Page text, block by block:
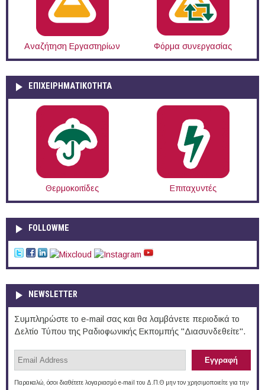
Αναζήτηση Εργαστηρίων Φόρμα συνεργασίας
ΕΠΙΧΕΙΡΗΜΑΤΙΚΟΤΗΤΑ
Θερμοκοιτίδες Επιταχυντές
FOLLOWME
NEWSLETTER
Συμπληρώστε το e-mail σας και θα λαμβάνετε περιοδικά το
Δελτίο Τύπου της Ραδιοφωνικής Εκπομπής "Διασυνδεθείτε".
Παρακαλώ, όσοι διαθέτετε λογαριασμό e-mail του Δ.Π.Θ μην τον χρησιμοποιείτε για την